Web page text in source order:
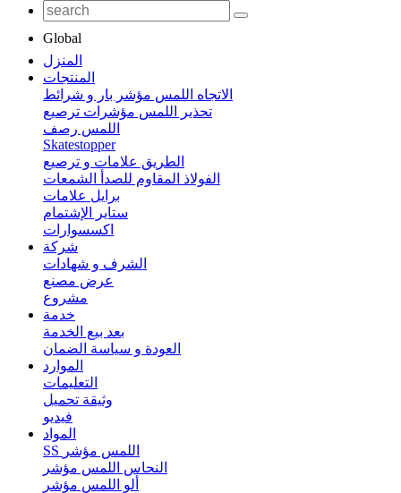
Global
المنزل
المنتجات
الاتجاه اللمس مؤشر بار و شرائط
تحذير اللمس مؤشرات ترصيع
اللمس رصف
Skatestopper
الطريق علامات و ترصيع
الفولاذ المقاوم للصدأ الشمعات
برايل علامات
ستاير الإشتمام
اكسسوارات
شركة
الشرف و شهادات
عرض مصنع
مشروع
خدمة
بعد بيع الخدمة
العودة و سياسة الضمان
الموارد
التعليمات
وثيقة تحميل
فيديو
المواد
SS اللمس مؤشر
النحاس اللمس مؤشر
ألو اللمس مؤشر